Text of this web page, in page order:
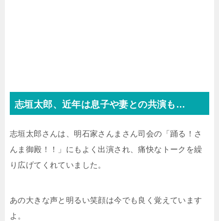
志垣太郎、近年は息子や妻との共演も…
志垣太郎さんは、明石家さんまさん司会の「踊る！さ
んま御殿！！」にもよく出演され、痛快なトークを繰
り広げてくれていました。
あの大きな声と明るい笑顔は今でも良く覚えています
よ。